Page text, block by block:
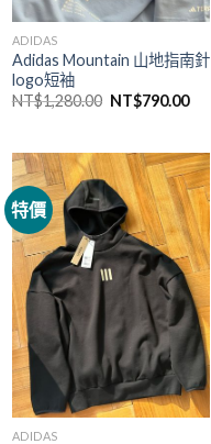
ADIDAS
Adidas Mountain 山地指南針
logo短袖
NT$1,280.00 NT$790.00
特價
ADIDAS